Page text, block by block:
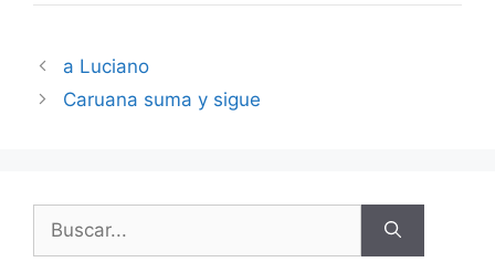
a Luciano
Caruana suma y sigue
Buscar: